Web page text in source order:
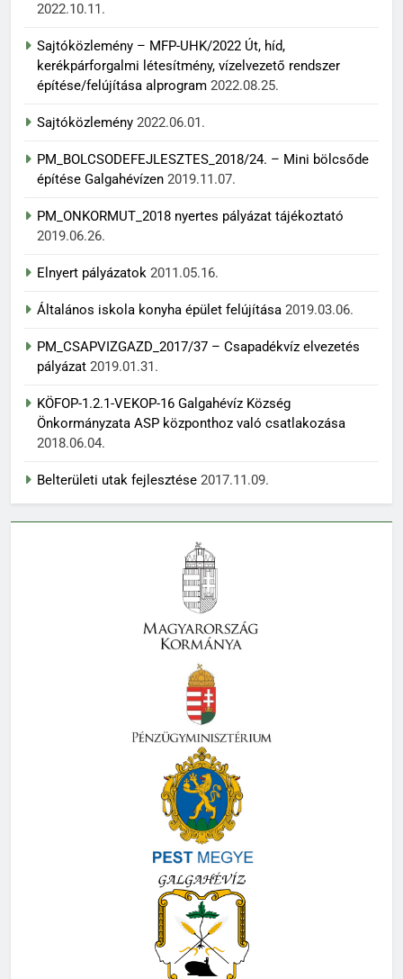
2022.10.11.
Sajtóközlemény – MFP-UHK/2022 Út, híd,
kerékpárforgalmi létesítmény, vízelvezető rendszer
építése/felújítása alprogram 2022.08.25.
Sajtóközlemény 2022.06.01.
PM_BOLCSODEFEJLESZTES_2018/24. – Mini bölcsőde
építése Galgahévízen 2019.11.07.
PM_ONKORMUT_2018 nyertes pályázat tájékoztató
2019.06.26.
Elnyert pályázatok 2011.05.16.
Általános iskola konyha épület felújítása 2019.03.06.
PM_CSAPVIZGAZD_2017/37 – Csapadékvíz elvezetés
pályázat 2019.01.31.
KÖFOP-1.2.1-VEKOP-16 Galgahévíz Község
Önkormányzata ASP központhoz való csatlakozása
2018.06.04.
Belterületi utak fejlesztése 2017.11.09.